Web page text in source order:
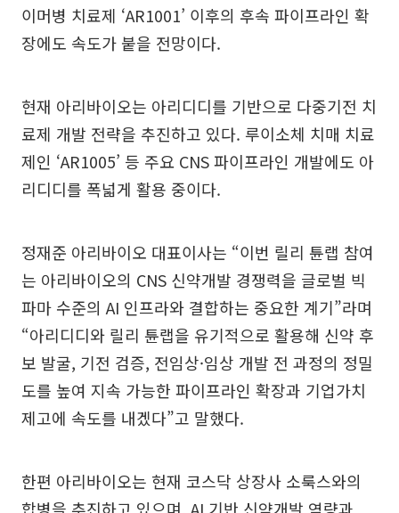
이머병 치료제 ‘AR1001’ 이후의 후속 파이프라인 확
장에도 속도가 붙을 전망이다.
현재 아리바이오는 아리디디를 기반으로 다중기전 치
료제 개발 전략을 추진하고 있다. 루이소체 치매 치료
제인 ‘AR1005’ 등 주요 CNS 파이프라인 개발에도 아
리디디를 폭넓게 활용 중이다.
정재준 아리바이오 대표이사는 “이번 릴리 튠랩 참여
는 아리바이오의 CNS 신약개발 경쟁력을 글로벌 빅
파마 수준의 AI 인프라와 결합하는 중요한 계기”라며
“아리디디와 릴리 튠랩을 유기적으로 활용해 신약 후
보 발굴, 기전 검증, 전임상·임상 개발 전 과정의 정밀
도를 높여 지속 가능한 파이프라인 확장과 기업가치
제고에 속도를 내겠다”고 말했다.
한편 아리바이오는 현재 코스닥 상장사 소룩스와의
합병을 추진하고 있으며, AI 기반 신약개발 역량과